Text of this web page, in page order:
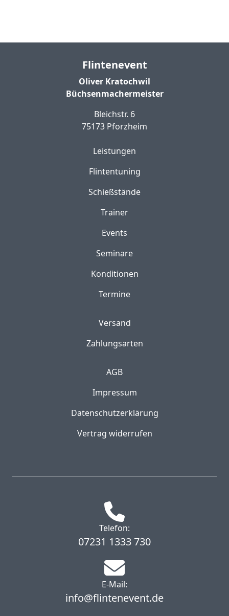
Flintenevent
Oliver Kratochwil
Büchsenmachermeister
Bleichstr. 6
75173 Pforzheim
Leistungen
Flintentuning
Schießstände
Trainer
Events
Seminare
Konditionen
Termine
Versand
Zahlungsarten
AGB
Impressum
Datenschutzerklärung
Vertrag widerrufen
Telefon:
07231 1333 730
E-Mail:
info@flintenevent.de